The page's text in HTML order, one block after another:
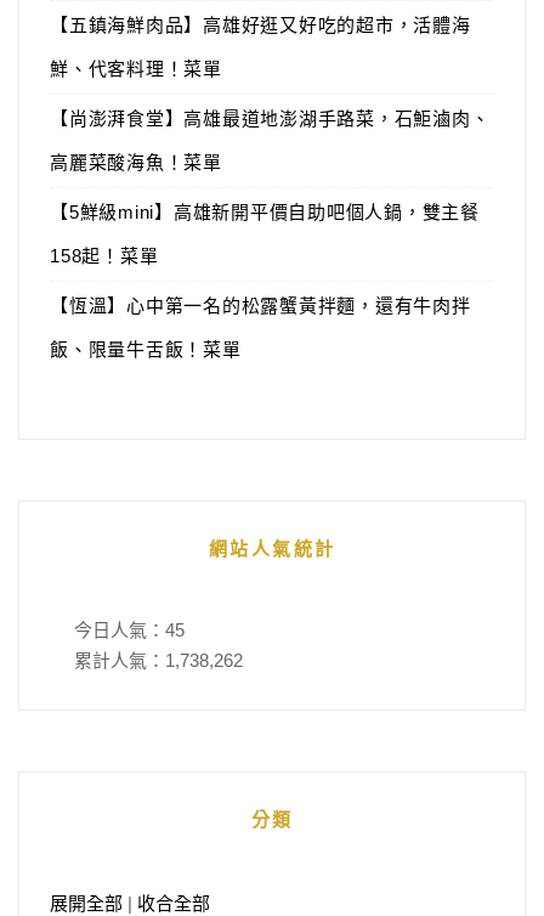
【五鎮海鮮肉品】高雄好逛又好吃的超市，活體海
鮮、代客料理！菜單
【尚澎湃食堂】高雄最道地澎湖手路菜，石鮔滷肉、
高麗菜酸海魚！菜單
【5鮮級mini】高雄新開平價自助吧個人鍋，雙主餐
158起！菜單
【恆溫】心中第一名的松露蟹黃拌麵，還有牛肉拌
飯、限量牛舌飯！菜單
網站人氣統計
今日人氣： 45
累計人氣： 1,738,262
分類
展開全部
收合全部